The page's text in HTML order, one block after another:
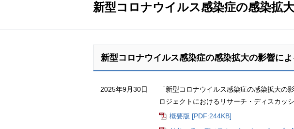
新型コロナウイルス感染症の感染拡
新型コロナウイルス感染症の感染拡大の影響に
2025年9月30日
「新型コロナウイルス感染症の感染拡大の
ロジェクトにおけるリサーチ・ディスカッ
概要版 [PDF:244KB]